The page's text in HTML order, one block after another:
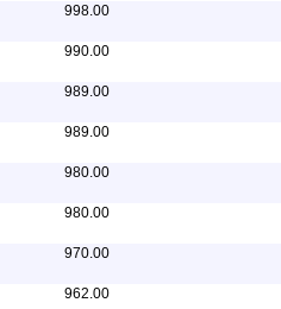
998.00
990.00
989.00
989.00
980.00
980.00
970.00
962.00